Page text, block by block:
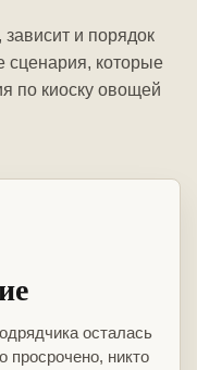
зависит и порядок
сценария, которые
по киоску овощей
осталась
просрочено, никто